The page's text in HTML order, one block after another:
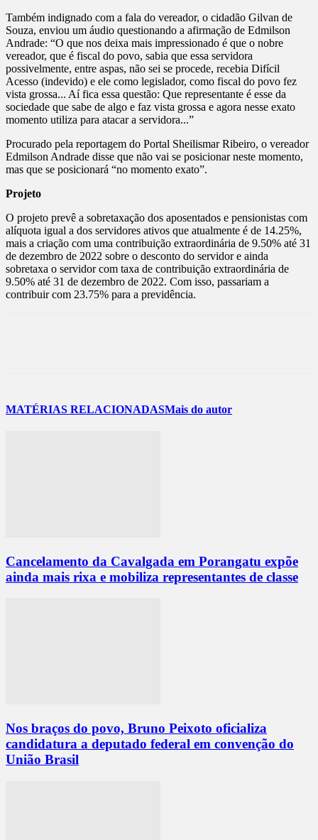
Também indignado com a fala do vereador, o cidadão Gilvan de
Souza, enviou um áudio questionando a afirmação de Edmilson
Andrade: “O que nos deixa mais impressionado é que o nobre
vereador, que é fiscal do povo, sabia que essa servidora
possivelmente, entre aspas, não sei se procede, recebia Difícil
Acesso (indevido) e ele como legislador, como fiscal do povo fez
vista grossa... Aí fica essa questão: Que representante é esse da
sociedade que sabe de algo e faz vista grossa e agora nesse exato
momento utiliza para atacar a servidora...”
Procurado pela reportagem do Portal Sheilismar Ribeiro, o vereador
Edmilson Andrade disse que não vai se posicionar neste momento,
mas que se posicionará “no momento exato”.
Projeto
O projeto prevê a sobretaxação dos aposentados e pensionistas com
alíquota igual a dos servidores ativos que atualmente é de 14.25%,
mais a criação com uma contribuição extraordinária de 9.50% até 31
de dezembro de 2022 sobre o desconto do servidor e ainda
sobretaxa o servidor com taxa de contribuição extraordinária de
9.50% até 31 de dezembro de 2022. Com isso, passariam a
contribuir com 23.75% para a previdência.
MATÉRIAS RELACIONADASMais do autor
Cancelamento da Cavalgada em Porangatu expõe
ainda mais rixa e mobiliza representantes de classe
Nos braços do povo, Bruno Peixoto oficializa
candidatura a deputado federal em convenção do
União Brasil